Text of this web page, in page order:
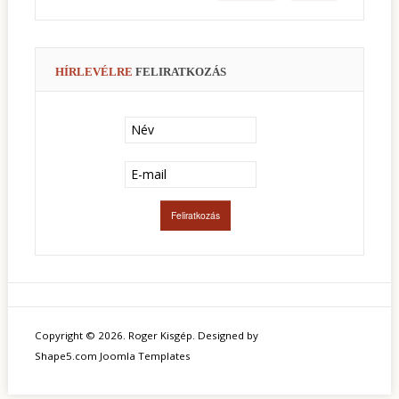
HÍRLEVÉLRE FELIRATKOZÁS
Copyright © 2026. Roger Kisgép. Designed by
Shape5.com Joomla Templates